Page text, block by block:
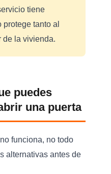
tiene
tanto al
de la vivienda.
puedes
una puerta
funciona, no todo
alternativas antes de